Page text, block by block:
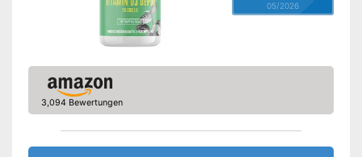
Magnesiumstearat
Amazon Lieferzeit
sofort verfügbar
05/2026
3,094 Bewertungen